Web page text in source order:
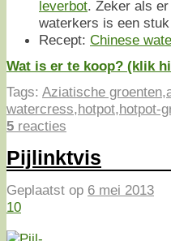
leverbot. Zeker als
waterkers is een
Recept: Chinese
Wat is er te koop? (klik
Tags: Aziatische groenten,
watercress,hotpot,hotpot-
5 reacties
Pijlinktvis
Geplaatst op 6 mei 2013
10